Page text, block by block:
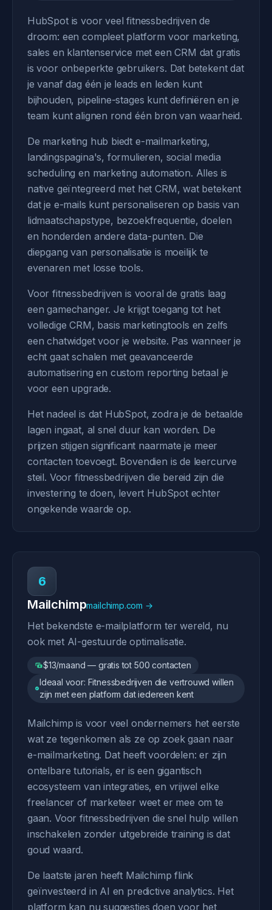
HubSpot is voor veel fitnessbedrijven de
droom: een compleet platform voor marketing,
sales en klantenservice met een CRM dat gratis
is voor onbeperkte gebruikers. Dat betekent dat
je vanaf dag één je leads en leden kunt
bijhouden, pipeline-stages kunt definiëren en je
team kunt alignen rond één bron van waarheid.
De marketing hub biedt e-mailmarketing,
landingspagina's, formulieren, social media
scheduling en marketing automation. Alles is
native geïntegreerd met het CRM, wat betekent
dat je e-mails kunt personaliseren op basis van
lidmaatschapstype, bezoekfrequentie, doelen
en honderden andere data-punten. Die
diepgang van personalisatie is moeilijk te
evenaren met losse tools.
Voor fitnessbedrijven is vooral de gratis laag
een gamechanger. Je krijgt toegang tot het
volledige CRM, basis marketingtools en zelfs
een chatwidget voor je website. Pas wanneer je
echt gaat schalen met geavanceerde
automatisering en custom reporting betaal je
voor een upgrade.
Het nadeel is dat HubSpot, zodra je de betaalde
lagen ingaat, al snel duur kan worden. De
prijzen stijgen significant naarmate je meer
contacten toevoegt. Bovendien is de leercurve
steil. Voor fitnessbedrijven die bereid zijn die
investering te doen, levert HubSpot echter
ongekende waarde op.
6
Mailchimpmailchimp.com →
Het bekendste e-mailplatform ter wereld, nu
ook met AI-gestuurde optimalisatie.
$13/maand — gratis tot 500 contacten
Ideaal voor: Fitnessbedrijven die vertrouwd willen
zijn met een platform dat iedereen kent
Mailchimp is voor veel ondernemers het eerste
wat ze tegenkomen als ze op zoek gaan naar
e-mailmarketing. Dat heeft voordelen: er zijn
ontelbare tutorials, er is een gigantisch
ecosysteem van integraties, en vrijwel elke
freelancer of marketeer weet er mee om te
gaan. Voor fitnessbedrijven die snel hulp willen
inschakelen zonder uitgebreide training is dat
goud waard.
De laatste jaren heeft Mailchimp flink
geïnvesteerd in AI en predictive analytics. Het
platform kan nu suggesties doen voor het